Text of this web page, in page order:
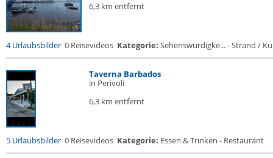
6,3 km entfernt
4 Urlaubsbilder 0 Reisevideos Kategorie: Sehenswürdigke... - Strand /
Taverna Barbados
in Perivoli
6,3 km entfernt
5 Urlaubsbilder 0 Reisevideos Kategorie: Essen & Trinken - Restaurant